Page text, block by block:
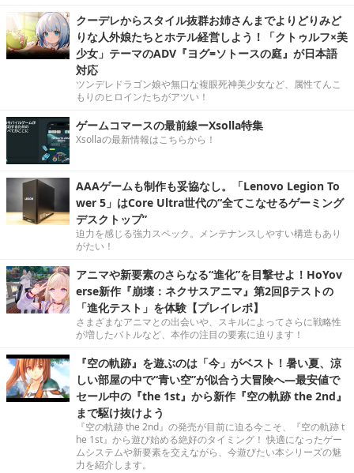
クーデレからスタイル抜群お姉さんまでよりどりみど
りな人外娘たちとホテル経営しよう！「クトゥルフ×美
少女」テーマのADV『ヨグ=ソトースの庭』が日本語
対応
ツンデレドラゴン娘や無口な複眼死神美少女など、属性てんこ
もりのヒロインたちがアツい！
ゲームコマースの最前線ーXsolla特集
Xsollaの最新情報はこちらから！
AAAゲームも制作も妥協なし。「Lenovo Legion To
wer 5」はCore Ultra世代の“全てこなせるゲーミング
デスクトップ”
迫力を感じる強力スペック。メンテナンスしやすい構造もあり
がたい！
アニマや新要素のさらなる“進化”を目撃せよ！HoYov
erse新作『崩壊：ネクサスアニマ』第2回βテストの
「進化テスト」を体験【プレイレポ】
さまざまなアニマとの出会いや、スキルによってさらに戦略性
が増したバトルなど、本作の注目の要素に迫ります！
『空の軌跡』を遊ぶのは「今」がベスト！暑い夏、涼
しい部屋の中で“青い空”が似合う大冒険へ―最安値で
セール中の『the 1st』から新作『空の軌跡 the 2nd』
まで駆け抜けよう
『空の軌跡 the 2nd』の発売が目前に迫る今こそ、『空の軌跡 t
he 1st』から遊び始める絶好のタイミング！ 快適になったゲー
ムシステムや新要素を交えながら、今遊びたい本シリーズの魅
力を紹介します。